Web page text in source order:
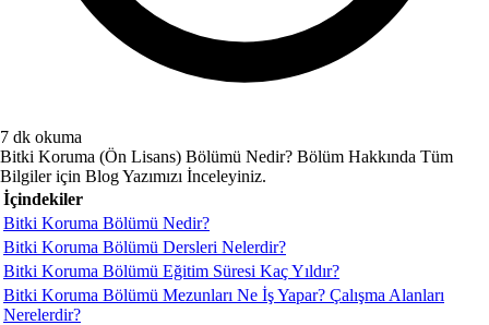
7 dk okuma
Bitki Koruma (Ön Lisans) Bölümü Nedir? Bölüm Hakkında Tüm
Bilgiler için Blog Yazımızı İnceleyiniz.
İçindekiler
Bitki Koruma Bölümü Nedir?
Bitki Koruma Bölümü Dersleri Nelerdir?
Bitki Koruma Bölümü Eğitim Süresi Kaç Yıldır?
Bitki Koruma Bölümü Mezunları Ne İş Yapar? Çalışma Alanları
Nerelerdir?